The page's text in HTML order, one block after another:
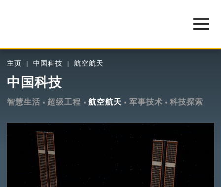
主页 中国科技 航空航天
中国科技
智慧生活 超级工程 航空航天 军事技术 科技探索